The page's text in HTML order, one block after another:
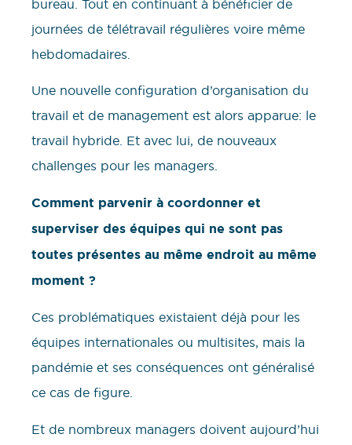
bureau. Tout en continuant à bénéficier de
journées de télétravail régulières voire même
hebdomadaires.
Une nouvelle configuration d’organisation du
travail et de management est alors apparue: le
travail hybride. Et avec lui, de nouveaux
challenges pour les managers.
Comment parvenir à coordonner et
superviser des équipes qui ne sont pas
toutes présentes au même endroit au même
moment ?
Ces problématiques existaient déjà pour les
équipes internationales ou multisites, mais la
pandémie et ses conséquences ont généralisé
ce cas de figure.
Et de nombreux managers doivent aujourd’hui